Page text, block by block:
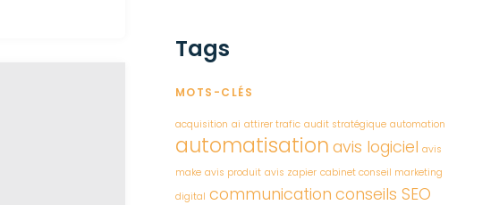
Tags
MOTS-CLÉS
acquisition ai attirer trafic audit stratégique automation
automatisation avis logiciel avis
make avis produit avis zapier cabinet conseil marketing
digital communication conseils SEO